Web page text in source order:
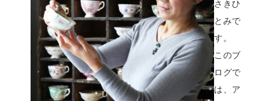
さきひ
とみで
す。
このブ
ログで
は、ア